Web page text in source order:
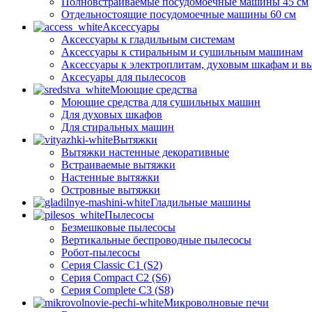
Отдельностоящие посудомоечные машины 60 см
Аксессуары
Аксессуары к гладильным системам
Аксессуары к стиральным и сушильным машинам
Аксессуары к электроплитам, духовым шкафам и
Аксесуары для пылесосов
Моющие средства
Моющие средства для сушильных машин
Для духовых шкафов
Для стиральных машин
Вытяжки
Вытяжки настенные декоративные
Встраиваемые вытяжки
Настенные вытяжки
Островные вытяжки
Гладильные машины
Пылесосы
Безмешковые пылесосы
Вертикальные беспроводные пылесосы
Робот-пылесосы
Серия Classic C1 (S2)
Серия Compact C2 (S6)
Серия Complete C3 (S8)
Микроволновые печи